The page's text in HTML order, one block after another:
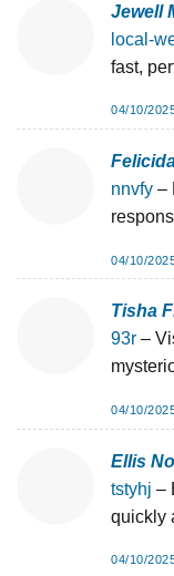
Jewell
local-
fast,
04/10/
nnvfy –
04/10/
Tisha
93r –
04/10/
Ellis
tstyhj –
quickly
04/10/